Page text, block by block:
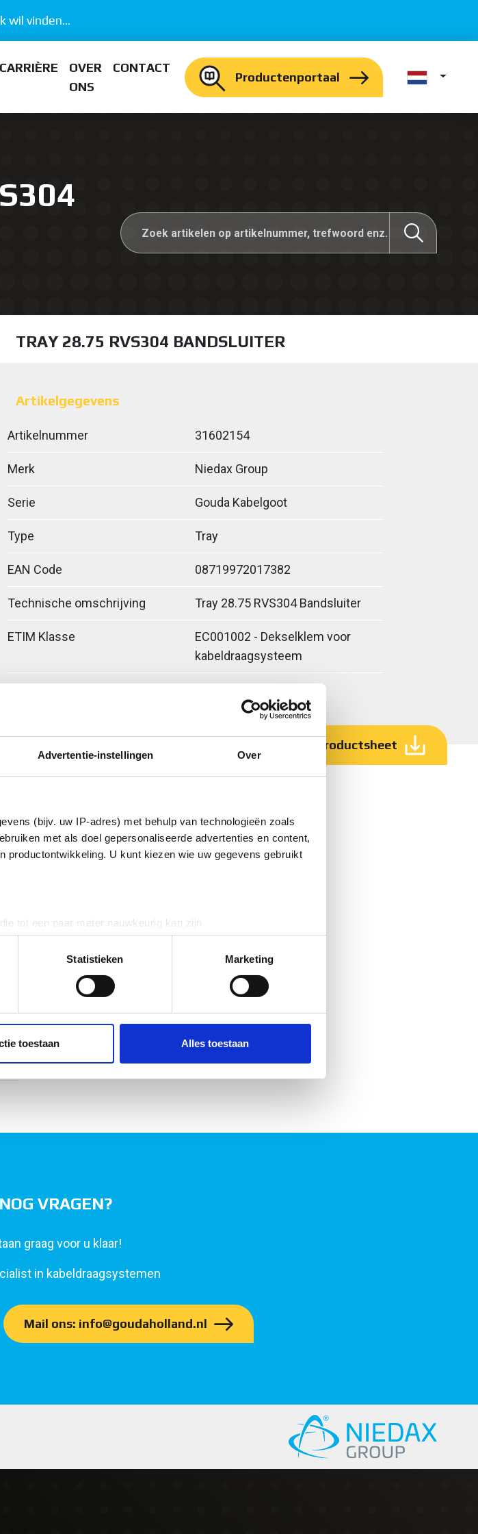
Advertentie-instellingen Over
(bijv. uw IP-adres) met behulp van technologieën zoals
met als doel gepersonaliseerde advertenties en content,
productontwikkeling. U kunt kiezen wie uw gegevens gebruikt
tot een paar meter nauwkeurig kan zijn
specifieke eigenschappen (fingerprinting)
en stel uw voorkeuren in het
detailgedeeltein. U kunt uw
uw gebruik van onze site met onze partners voor social
gegevens combineren met andere informatie die u aan ze heeft
Statistieken Marketing
toestaan Alles toestaan
wil vinden...
CARRIÈRE
OVER
ONS
CONTACT
Productenportaal
TRAY 28.75 RVS304 BANDSLUITER
Artikelgegevens
Artikelnummer 31602154
Merk Niedax Group
Serie Gouda Kabelgoot
Type Tray
EAN Code 08719972017382
Technische omschrijving Tray 28.75 RVS304 Bandsluiter
ETIM Klasse
EC001002 - Dekselklem voor
kabeldraagsysteem
Download productsheet
VRAGEN?
graag voor u klaar!
in kabeldraagsystemen
Mail ons: info@goudaholland.nl